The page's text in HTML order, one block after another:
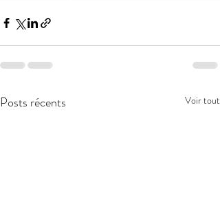
Posts récents Voir tout